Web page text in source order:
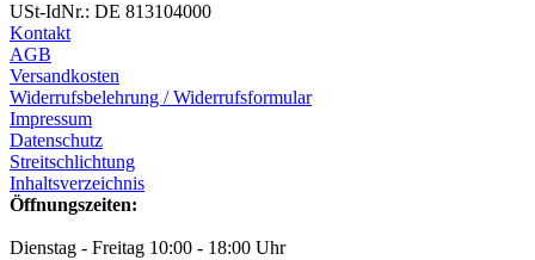
USt-IdNr.: DE 813104000
Kontakt
AGB
Versandkosten
Widerrufsbelehrung / Widerrufsformular
Impressum
Datenschutz
Streitschlichtung
Inhaltsverzeichnis
Öffnungszeiten:
Dienstag - Freitag 10:00 - 18:00 Uhr